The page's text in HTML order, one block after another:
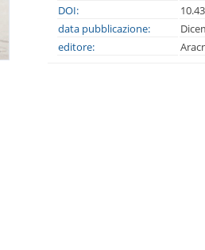
DOI:
data pubblicazione:
editore: